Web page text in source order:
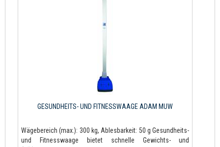
GESUNDHEITS- UND FITNESSWAAGE ADAM MUW
Wägebereich (max.): 300 kg, Ablesbarkeit: 50 g Gesundheits-
und Fitnesswaage bietet schnelle Gewichts- und